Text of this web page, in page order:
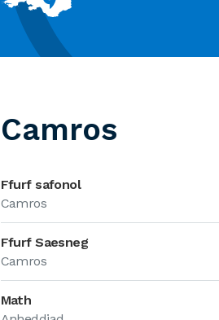
Camros
Ffurf safonol
Camros
Ffurf Saesneg
Camros
Math